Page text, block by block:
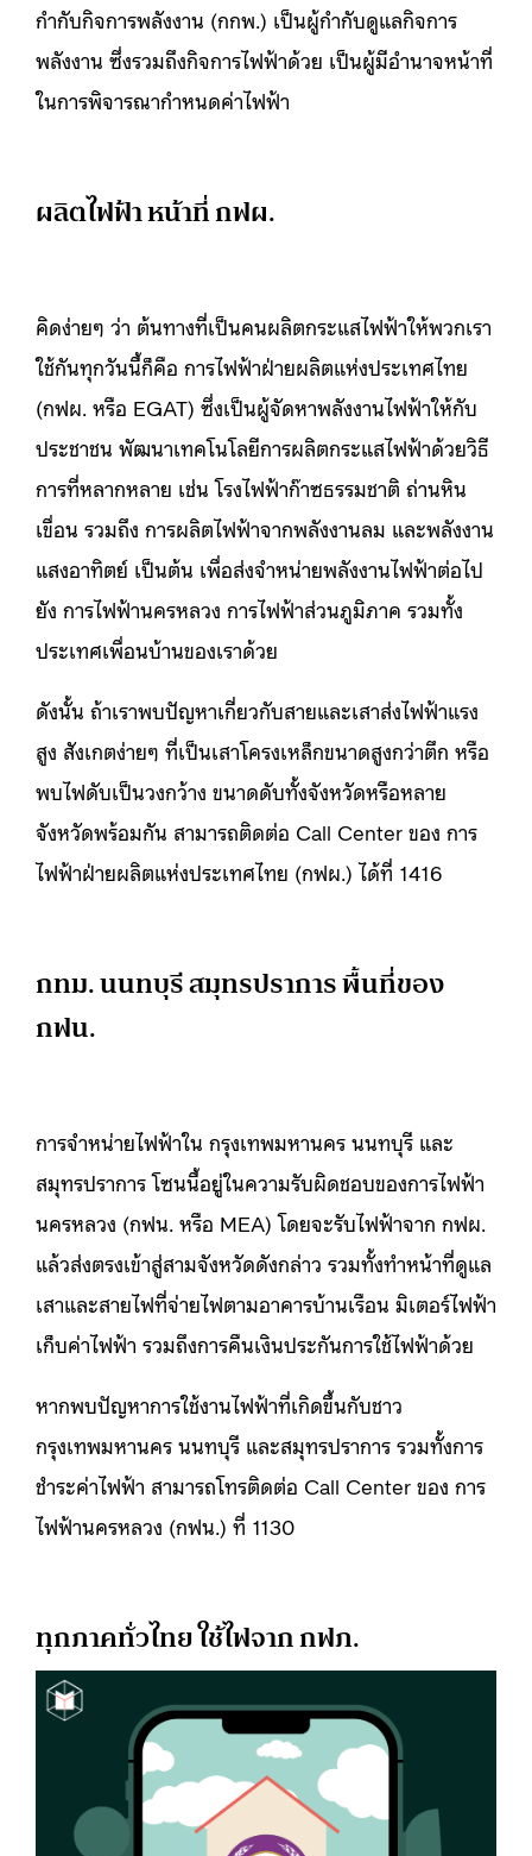
กำกับกิจการพลังงาน (กกพ.) เป็นผู้กำกับดูแลกิจการ
พลังงาน ซึ่งรวมถึงกิจการไฟฟ้าด้วย เป็นผู้มีอำนาจหน้าที่
ในการพิจารณากำหนดค่าไฟฟ้า
ผลิตไฟฟ้า หน้าที่ กฟผ.
คิดง่ายๆ ว่า ต้นทางที่เป็นคนผลิตกระแสไฟฟ้าให้พวกเรา
ใช้กันทุกวันนี้ก็คือ การไฟฟ้าฝ่ายผลิตแห่งประเทศไทย
(กฟผ. หรือ EGAT) ซึ่งเป็นผู้จัดหาพลังงานไฟฟ้าให้กับ
ประชาชน พัฒนาเทคโนโลยีการผลิตกระแสไฟฟ้าด้วยวิธี
การที่หลากหลาย เช่น โรงไฟฟ้าก๊าซธรรมชาติ ถ่านหิน
เขื่อน รวมถึง การผลิตไฟฟ้าจากพลังงานลม และพลังงาน
แสงอาทิตย์ เป็นต้น เพื่อส่งจำหน่ายพลังงานไฟฟ้าต่อไป
ยัง การไฟฟ้านครหลวง การไฟฟ้าส่วนภูมิภาค รวมทั้ง
ประเทศเพื่อนบ้านของเราด้วย
ดังนั้น ถ้าเราพบปัญหาเกี่ยวกับสายและเสาส่งไฟฟ้าแรง
สูง สังเกตง่ายๆ ที่เป็นเสาโครงเหล็กขนาดสูงกว่าตึก หรือ
พบไฟดับเป็นวงกว้าง ขนาดดับทั้งจังหวัดหรือหลาย
จังหวัดพร้อมกัน สามารถติดต่อ Call Center ของ การ
ไฟฟ้าฝ่ายผลิตแห่งประเทศไทย (กฟผ.) ได้ที่ 1416
กทม. นนทบุรี สมุทรปราการ พื้นที่ของ
กฟน.
การจำหน่ายไฟฟ้าใน กรุงเทพมหานคร นนทบุรี และ
สมุทรปราการ โซนนี้อยู่ในความรับผิดชอบของการไฟฟ้า
นครหลวง (กฟน. หรือ MEA) โดยจะรับไฟฟ้าจาก กฟผ.
แล้วส่งตรงเข้าสู่สามจังหวัดดังกล่าว รวมทั้งทำหน้าที่ดูแล
เสาและสายไฟที่จ่ายไฟตามอาคารบ้านเรือน มิเตอร์ไฟฟ้า
เก็บค่าไฟฟ้า รวมถึงการคืนเงินประกันการใช้ไฟฟ้าด้วย
หากพบปัญหาการใช้งานไฟฟ้าที่เกิดขึ้นกับชาว
กรุงเทพมหานคร นนทบุรี และสมุทรปราการ รวมทั้งการ
ชำระค่าไฟฟ้า สามารถโทรติดต่อ Call Center ของ การ
ไฟฟ้านครหลวง (กฟน.) ที่ 1130
ทุกภาคทั่วไทย ใช้ไฟจาก กฟภ.